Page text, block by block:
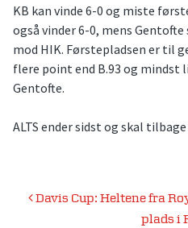
KB kan vinde 6-0 og miste
også vinder 6-0, mens
mod HIK. Førstepladsen er til
flere point end B.93 og mindst
Gentofte.
ALTS ender sidst og skal
Indlægsnavigation
Davis Cup: Heltene fra
plads i